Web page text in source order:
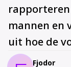
mannen en
uit hoe de
Fjodor